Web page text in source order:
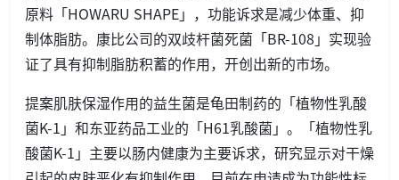
原料「HOWARU SHAPE」，功能诉求是减少体重、抑
制体脂肪。康比公司的双歧杆菌死菌「BR-108」实现验
证了具有抑制脂肪积蓄的作用，开创出新的市场。
提案肌肤保湿作用的益生菌是龟田制药的「植物性乳酸
菌K-1」和东亚药品工业的「H61乳酸菌」。「植物性乳
酸菌K-1」主要以肠内健康为主要诉求，研究显示对干燥